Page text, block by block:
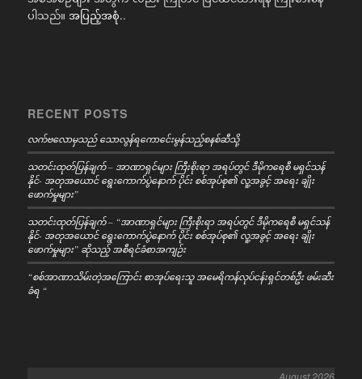
ပါသည်။ အပြည့်အစုံ..
RECENT POSTS
လက်ဗလောမှသည် သောလွန်ရကောင်ေးမွန်သည့်စနစ်ဆီသို့
သတင်းထုတ်ပြန်ချက် – အာဏာရှင်များ ကြီးစိုးရာ အရပ်တွင် ဒီမိုကရေစီ မရှင်သန်
နိုင်- အတုအယောင် ရွေးကောက်ပွဲနောက် ပိုင်း စစ်အုပ်စု၏ လူ့အခွင့် အရေး ချိုး
ဖောက်မှုများ”
သတင်းထုတ်ပြန်ချက် – “အာဏာရှင်များ ကြီးစိုးရာ အရပ်တွင် ဒီမိုကရေစီ မရှင်သန်
နိုင်- အတုအယောင် ရွေးကောက်ပွဲနောက် ပိုင်း စစ်အုပ်စု၏ လူ့အခွင့် အရေး ချိုး
ဖောက်မှုများ” ဆိုသည့် အစီရင်ခံစာအကျဉ်း
“စစ်အာဏာသိမ်းတဲ့အကြောင်း စာအုပ်ရေးသူ အမေရိကန်လုပ်ငန်းရှင်တစ်ဦး ဖမ်းဆီး
ခံရ “
August 2026